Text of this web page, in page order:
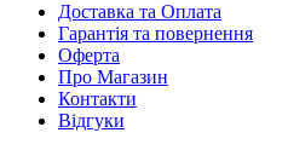
Доставка та Оплата
Гарантія та повернення
Оферта
Про Магазин
Контакти
Відгуки